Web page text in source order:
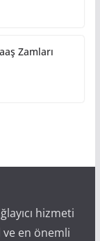
Zamları
hizmeti
en önemli